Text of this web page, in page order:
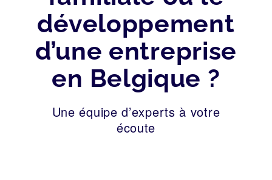
développement
d’une entreprise
en Belgique ?
Une équipe d’experts à votre
écoute